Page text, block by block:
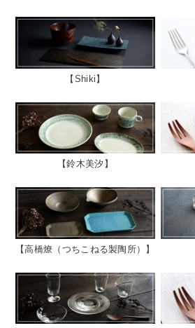
Shiki
鈴木美汐
高橋燎（つちこねる製陶所）